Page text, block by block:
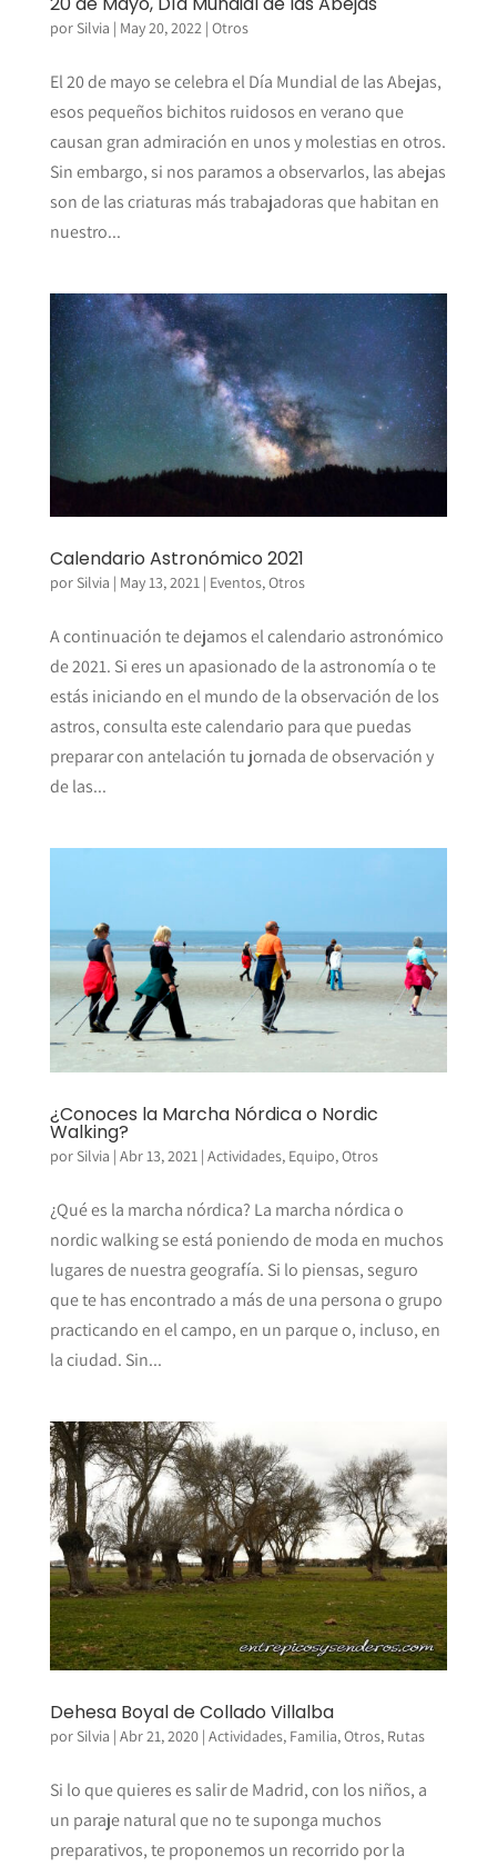
por Silvia | May 20, 2022 | Otros
El 20 de mayo se celebra el Día Mundial de las Abejas,
esos pequeños bichitos ruidosos en verano que
causan gran admiración en unos y molestias en otros.
Sin embargo, si nos paramos a observarlos, las abejas
son de las criaturas más trabajadoras que habitan en
nuestro...
Calendario Astronómico 2021
por Silvia | May 13, 2021| Eventos,Otros
A continuación te dejamos el calendario astronómico
de 2021. Si eres un apasionado de la astronomía o te
estás iniciando en el mundo de la observación de los
astros, consulta este calendario para que puedas
preparar con antelación tu jornada de observación y
de las...
¿Conoces la Marcha Nórdica o Nordic
Walking?
por Silvia | Abr 13, 2021| Actividades, Equipo,Otros
¿Qué es la marcha nórdica? La marcha nórdica o
nordic walking se está poniendo de moda en muchos
lugares de nuestra geografía. Si lo piensas, seguro
que te has encontrado a más de una persona o grupo
practicando en el campo, en un parque o, incluso, en
la ciudad. Sin...
Dehesa Boyal de Collado Villalba
por Silvia | Abr 21, 2020| Actividades, Familia,Otros, Rutas
Si lo que quieres es salir de Madrid, con los niños, a
un paraje natural que no te suponga muchos
preparativos, te proponemos un recorrido por la